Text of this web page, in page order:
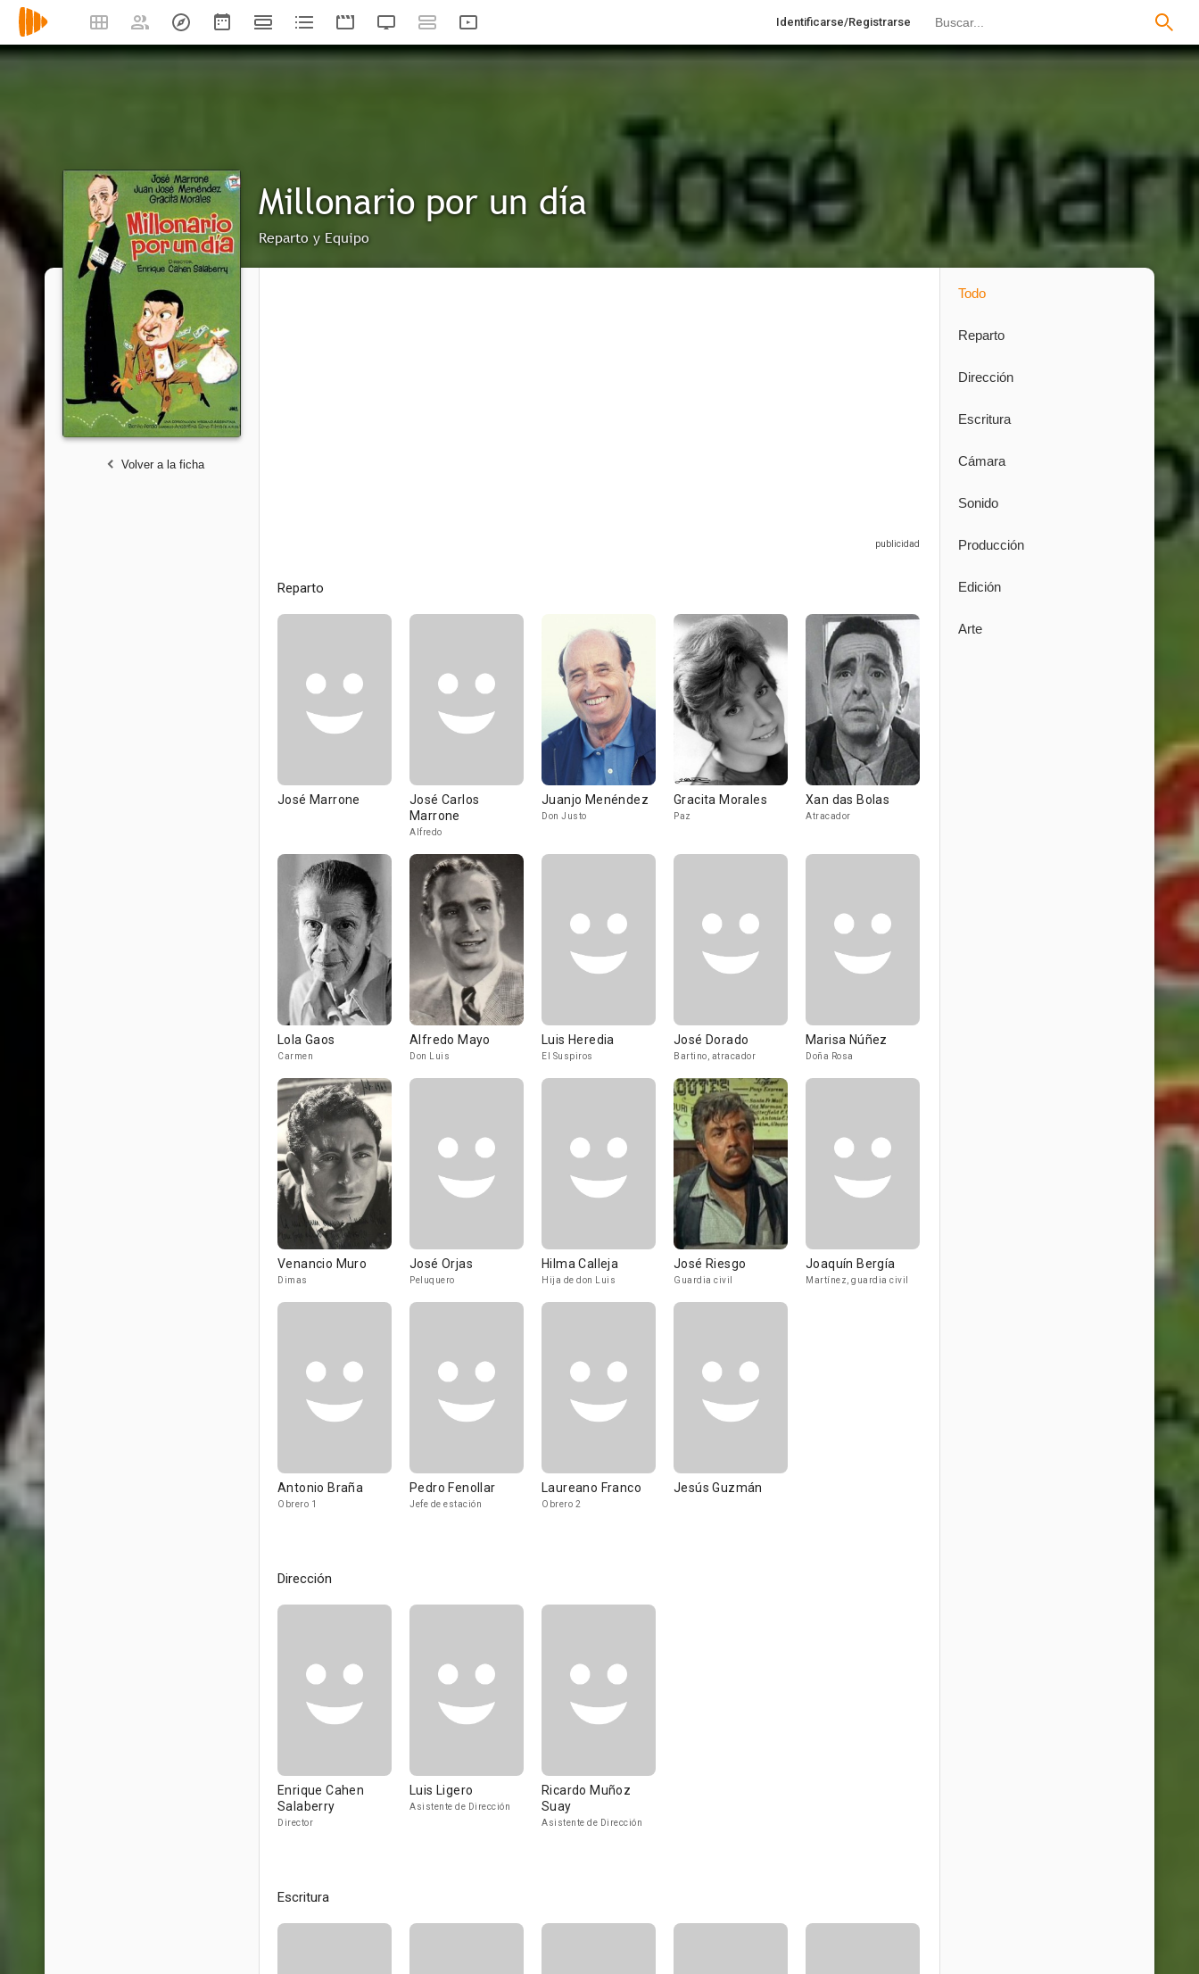
Identificarse/Registrarse
Millonario por un día
Reparto y Equipo
Volver a la ficha
Reparto
José Marrone
José Carlos
Marrone
Alfredo
Juanjo Menéndez
Don Justo
Gracita Morales
Paz
Xan das Bolas
Atracador
Lola Gaos
Carmen
Alfredo Mayo
Don Luis
Luis Heredia
El Suspiros
José Dorado
Bartino, atracador
Marisa Núñez
Doña Rosa
Venancio Muro
Dimas
José Orjas
Peluquero
Hilma Calleja
Hija de don Luis
José Riesgo
Guardia civil
Joaquín Bergía
Martínez, guardia civil
Antonio Braña
Obrero 1
Pedro Fenollar
Jefe de estación
Laureano Franco
Obrero 2
Jesús Guzmán
Dirección
Enrique Cahen
Salaberry
Director
Luis Ligero
Asistente de Dirección
Ricardo Muñoz
Suay
Asistente de Dirección
Escritura
Todo
Reparto
Dirección
Escritura
Cámara
Sonido
Producción
Edición
Arte